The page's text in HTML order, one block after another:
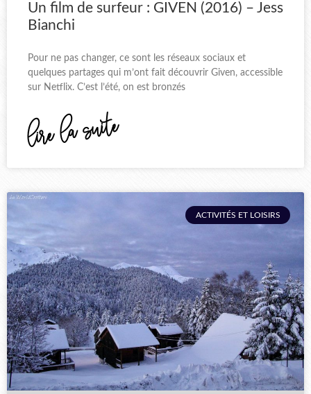
Un film de surfeur : GIVEN (2016) – Jess
Bianchi
Pour ne pas changer, ce sont les réseaux sociaux et
quelques partages qui m’ont fait découvrir Given, accessible
sur Netflix. C’est l’été, on est bronzés
lire la suite
ACTIVITÉS ET LOISIRS